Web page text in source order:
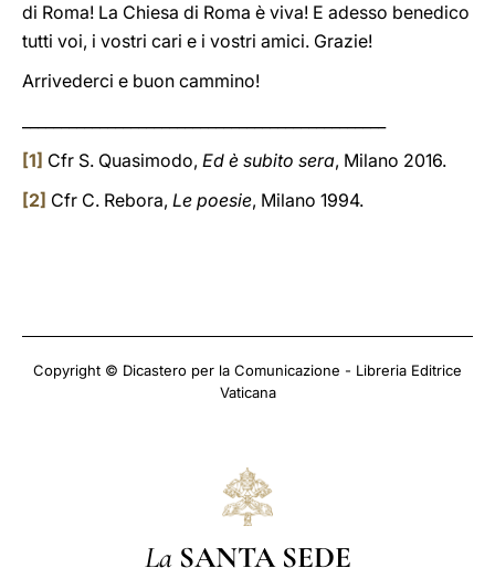
di Roma! La Chiesa di Roma è viva! E adesso benedico
tutti voi, i vostri cari e i vostri amici. Grazie!
Arrivederci e buon cammino!
[1] Cfr S. Quasimodo, Ed è subito sera, Milano 2016.
[2] Cfr C. Rebora, Le poesie, Milano 1994.
Copyright © Dicastero per la Comunicazione - Libreria Editrice
Vaticana
La SANTA SEDE